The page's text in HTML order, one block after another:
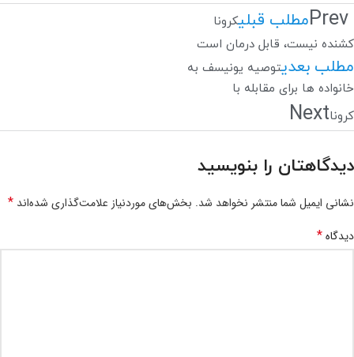
Prevمطلب قبلیکرونا
کشنده نیست، قابل درمان است
مطلب بعدیتوصیه یونیسف به
خانواده ها برای مقابله با
کروناNext
دیدگاهتان را بنویسید
نشانی ایمیل شما منتشر نخواهد شد. بخش‌های موردنیاز علامت‌گذاری شده‌اند *
دیدگاه*